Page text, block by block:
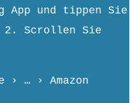
und tippen Sie
2. Scrollen Sie
… › Amazon